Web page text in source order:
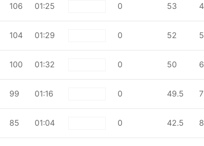
106 01:25 0 53 4
104 01:29 0 52 5
100 01:32 0 50 6
99 01:16 0 49.5 7
85 01:04 0 42.5 8